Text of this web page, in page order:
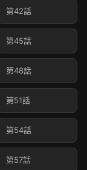
第42話
第45話
第48話
第51話
第54話
第57話